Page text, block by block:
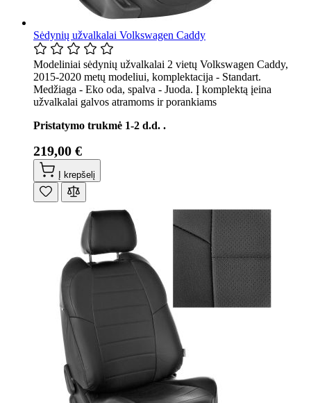
Sėdynių užvalkalai Volkswagen Caddy
Modeliniai sėdynių užvalkalai 2 vietų Volkswagen Caddy,
2015-2020 metų modeliui, komplektacija - Standart.
Medžiaga - Eko oda, spalva - Juoda. Į komplektą įeina
užvalkalai galvos atramoms ir porankiams
Pristatymo trukmė 1-2 d.d. .
219,00 €
Į krepšelį